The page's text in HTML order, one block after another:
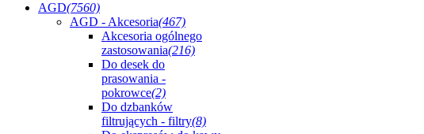
AGD(7560)
AGD - Akcesoria(467)
Akcesoria ogólnego
zastosowania(216)
Do desek do
prasowania -
pokrowce(2)
Do dzbanków
filtrujących - filtry(8)